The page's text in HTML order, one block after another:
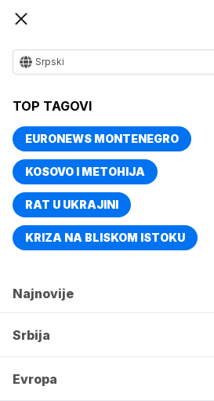
Srpski
TOP TAGOVI
EURONEWS MONTENEGRO
KOSOVO I METOHIJA
RAT U UKRAJINI
KRIZA NA BLISKOM ISTOKU
Najnovije
Srbija
Evropa
TOP TAGOVI
Naslovna Biznis
NBS: U
za 7,0